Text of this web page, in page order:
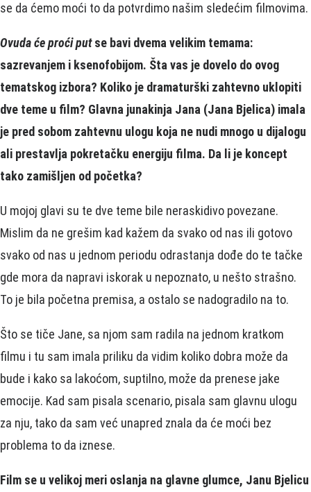
se da ćemo moći to da potvrdimo našim sledećim filmovima.
Ovuda će proći putse bavi dvema velikim temama:
sazrevanjem i ksenofobijom. Šta vas je dovelo do ovog
tematskog izbora? Koliko je dramaturški zahtevno uklopiti
dve teme u film? Glavna junakinja Jana (Jana Bjelica) imala
je pred sobom zahtevnu ulogu koja ne nudi mnogo u dijalogu
ali prestavlja pokretačku energiju filma. Da li je koncept
tako zamišljen od početka?
U mojoj glavi su te dve teme bile neraskidivo povezane.
Mislim da ne grešim kad kažem da svako od nas ili gotovo
svako od nas u jednom periodu odrastanja dođe do te tačke
gde mora da napravi iskorak u nepoznato, u nešto strašno.
To je bila početna premisa, a ostalo se nadogradilo na to.
Što se tiče Jane, sa njom sam radila na jednom kratkom
filmu i tu sam imala priliku da vidim koliko dobra može da
bude i kako sa lakoćom, suptilno, može da prenese jake
emocije. Kad sam pisala scenario, pisala sam glavnu ulogu
za nju, tako da sam već unapred znala da će moći bez
problema to da iznese.
Film se u velikoj meri oslanja na glavne glumce, Janu Bjelicu